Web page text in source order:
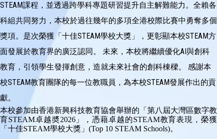
STEAM課程，並透過跨學科專題研習提升自主解難能力。全賴各
科組共同努力，本校於過往幾年的多項全港校際比賽中勇奪多個
獎項。是次榮獲「十佳STEAM學校大獎」，更彰顯本校STEAM方
面發展於教育界的廣泛認同。 未來，本校將繼續優化AI與創科
教育，引領學生發揮創意，造就未來社會的創科棟樑。 感謝本
校STEAM教育團隊的每一位教職員，為本校STEAM發展作出的貢
獻。
本校參加由香港新興科技教育協會舉辦的「第八屆大灣區數字教
育STEAM卓越奬2026」，憑藉卓越的STEAM教育表現，榮獲
「十佳STEAM學校大獎」 (Top 10 STEAM Schools)。